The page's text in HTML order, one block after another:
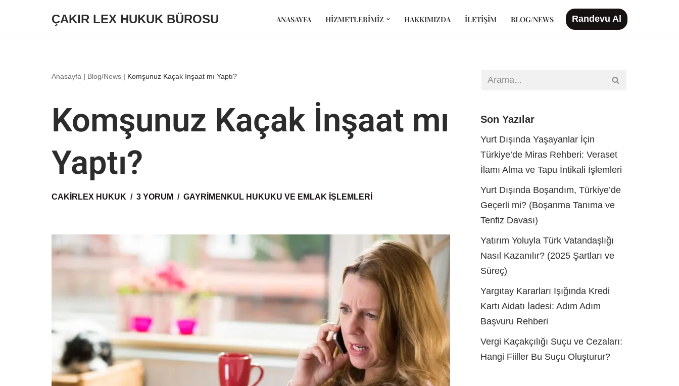
ÇAKIR LEX HUKUK BÜROSU ANASAYFA HIZMETLERIMIZ HAKKIMIZDA İLETIŞIM BLOG/NEWS Randevu Al
Anasayfa | Blog/News | Komşunuz Kaçak İnşaat mı Yaptı?
Komşunuz Kaçak İnşaat mı
Yaptı?
CAKIRLEX HUKUK 3 YORUM GAYRIMENKUL HUKUKU VE EMLAK İŞLEMLERI
Son Yazılar
Yurt Dışında Yaşayanlar İçin
Türkiye’de Miras Rehberi: Veraset
İlamı Alma ve Tapu İntikali İşlemleri
Yurt Dışında Boşandım, Türkiye’de
Geçerli mi? (Boşanma Tanıma ve
Tenfiz Davası)
Yatırım Yoluyla Türk Vatandaşlığı
Nasıl Kazanılır? (2025 Şartları ve
Süreç)
Yargıtay Kararları Işığında Kredi
Kartı Aidatı İadesi: Adım Adım
Başvuru Rehberi
Vergi Kaçakçılığı Suçu ve Cezaları:
Hangi Fiiller Bu Suçu Oluşturur?